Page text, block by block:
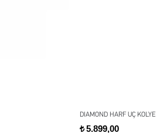
DIAMOND HARF UÇ KOLYE
t5.899,00